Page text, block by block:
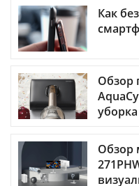
Как
Обзор
Обзор